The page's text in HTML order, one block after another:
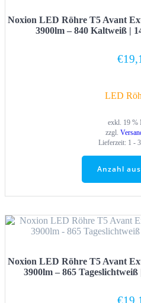
Noxion LED Röhre T5 Avant
3900lm – 840 Kaltweiß |
€
LED
exkl. 19 %
zzgl.
Lieferzeit: 1 -
Anzahl
Noxion LED Röhre T5 Avant
3900lm – 865
€